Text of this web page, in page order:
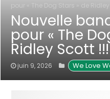
pour « The Dog Stars » de
Nouvelle
pour « The
Ridley Scott !!!
juin 9, 2026 We Love